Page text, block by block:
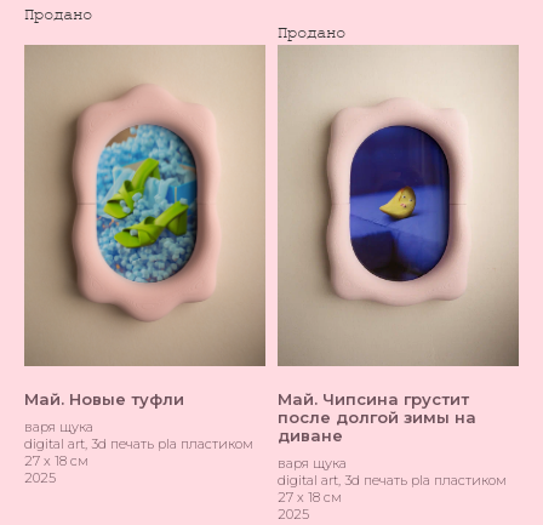
Май. Новые туфли
варя щука
digital art, 3d печать pla пластиком
27 х 18 см
2025
Май. Чипсина грустит
после долгой зимы на
диване
варя щука
digital art, 3d печать pla пластиком
27 х 18 см
2025